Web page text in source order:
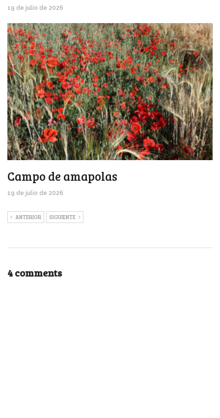
19 de julio de 2026
Campo de amapolas
19 de julio de 2026
ANTERIOR SIGUIENTE
4 comments